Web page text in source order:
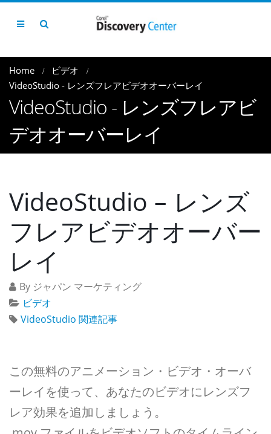
Home
ビデオ
VideoStudio - レンズフレアビデオオーバーレイ
VideoStudio - レンズフレアビ
デオオーバーレイ
VideoStudio – レンズ
フレアビデオオーバー
レイ
By ジャパン マーケティング
ビデオ
VideoStudio 関連記事
この無料のアニメーション・ビデオ・オーバ
ーレイを使って、あなたのビデオにレンズフ
レア効果を追加しましょう。